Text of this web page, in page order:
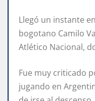
Llegó un instante
bogotano Camilo
Atlético Nacional,
Fue muy criticado
jugando en